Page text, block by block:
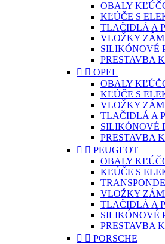
OBALY
KĽÚČE S
TLAČIDLÁ A
VLOŽKY
SILIKÓNOVÉ
PRESTAVBA
  OPEL
OBALY
KĽÚČE S
VLOŽKY
TLAČIDLÁ A
SILIKÓNOVÉ
PRESTAVBA
  PEUGEOT
OBALY
KĽÚČE S
VLOŽKY
TLAČIDLÁ A
SILIKÓNOVÉ
PRESTAVBA
  PORSCHE